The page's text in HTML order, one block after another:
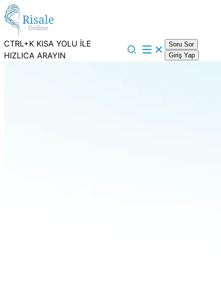
CTRL+K KISA YOLU İLE
HIZLICA ARAYIN
Soru Sor
Giriş Yap